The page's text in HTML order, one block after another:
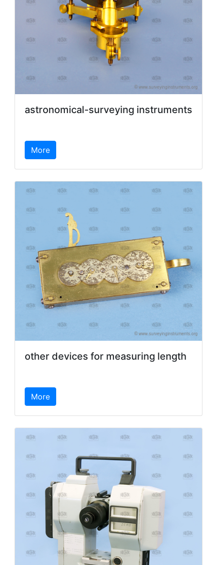
astronomical-surveying instruments
More
other devices for measuring length
More